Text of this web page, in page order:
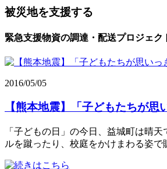
被災地を支援する
緊急支援物資の調達・配送プロジェク
2016/05/05
【熊本地震】「子どもたちが思
「子どもの日」の今日、益城町は晴
ルを蹴ったり、校庭をかけまわる姿で